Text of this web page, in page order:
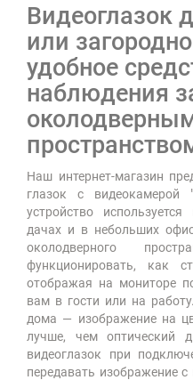
Видеоглазок
или
удобное
наблюдения
Наш интернет-магазин
глазок с
устройство
дачах и в небольших
околодверного
функционировать, как
отображая на мониторе
вам в гости или на
дома — изображение на
лучше, чем оптический
видеоглазок при
передавать изображение